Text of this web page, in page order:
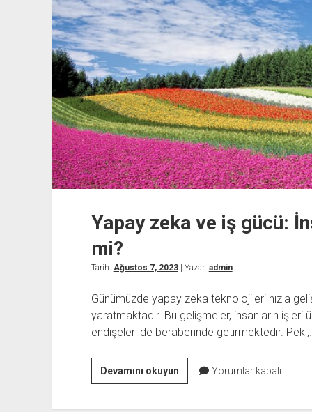
Yapay zeka ve iş gücü:
mi?
Tarih: Ağustos 7, 2023| Yazar: admin
Günümüzde yapay zeka teknolojileri hızla
yaratmaktadır. Bu gelişmeler, insanların
endişeleri de beraberinde getirmektedir.
Devamını okuyunYapay
zeka
Yorumlar kapalı